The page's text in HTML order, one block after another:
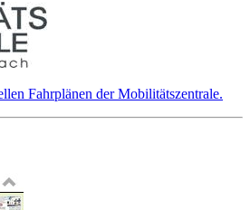
Fahrplänen der Mobilitätszentrale.